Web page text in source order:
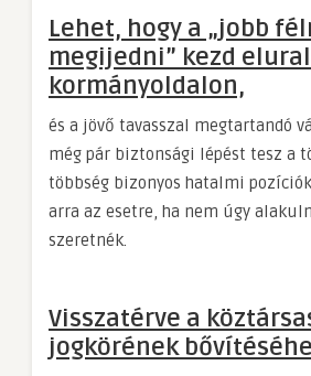
Lehet, hogy a „jobb
megijedni” kezd
kormányoldalon,
és a jövő tavasszal megtartandó
még pár biztonsági lépést tesz a
többség bizonyos hatalmi
arra az esetre, ha nem úgy
szeretnék.
Visszatérve a
jogkörének